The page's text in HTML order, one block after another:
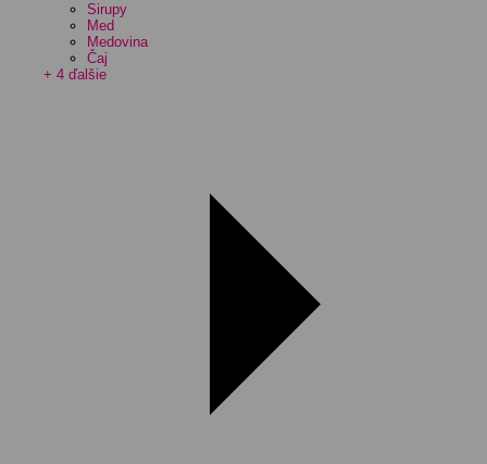
Sirupy
Med
Medovina
Čaj
+ 4 ďalšie